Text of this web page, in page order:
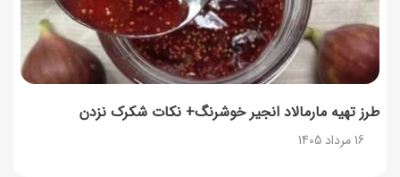
طرز تهیه مارمالاد انجیر خوشرنگ+ نکات شکرک نزدن
16 مرداد 1405
14 مرداد 1405
طرز تهیه آلبالو شور خانگی؛ خوش‌رنگ و بدون کپک
14 مرداد 1405